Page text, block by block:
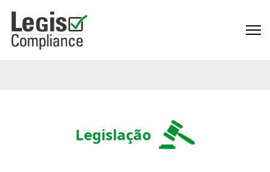
Legislação